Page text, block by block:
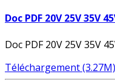
Doc PDF 20V 25V 35V
Doc PDF 20V 25V 35V
Téléchargement (3.27M)